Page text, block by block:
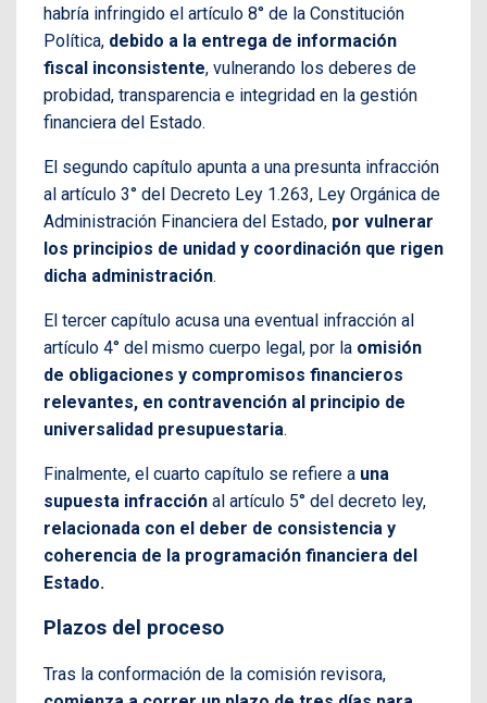
habría infringido el artículo 8° de la Constitución
Política, debido a la entrega de información
fiscal inconsistente, vulnerando los deberes de
probidad, transparencia e integridad en la gestión
financiera del Estado.
El segundo capítulo apunta a una presunta infracción
al artículo 3° del Decreto Ley 1.263, Ley Orgánica de
Administración Financiera del Estado, por vulnerar
los principios de unidad y coordinación que rigen
dicha administración.
El tercer capítulo acusa una eventual infracción al
artículo 4° del mismo cuerpo legal, por la omisión
de obligaciones y compromisos financieros
relevantes, en contravención al principio de
universalidad presupuestaria.
Finalmente, el cuarto capítulo se refiere a una
supuesta infracción al artículo 5° del decreto ley,
relacionada con el deber de consistencia y
coherencia de la programación financiera del
Estado.
Plazos del proceso
Tras la conformación de la comisión revisora,